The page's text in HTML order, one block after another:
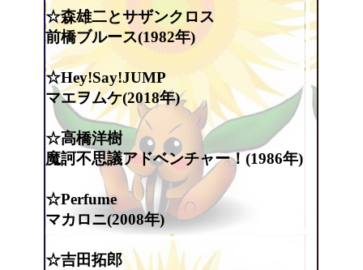
☆森雄二とサザンクロス
前橋ブルース(1982年)
☆Hey!Say!JUMP
マエヲムケ(2018年)
☆高橋洋樹
魔訶不思議アドベンチャー！(1986年)
☆Perfume
マカロニ(2008年)
☆吉田拓郎